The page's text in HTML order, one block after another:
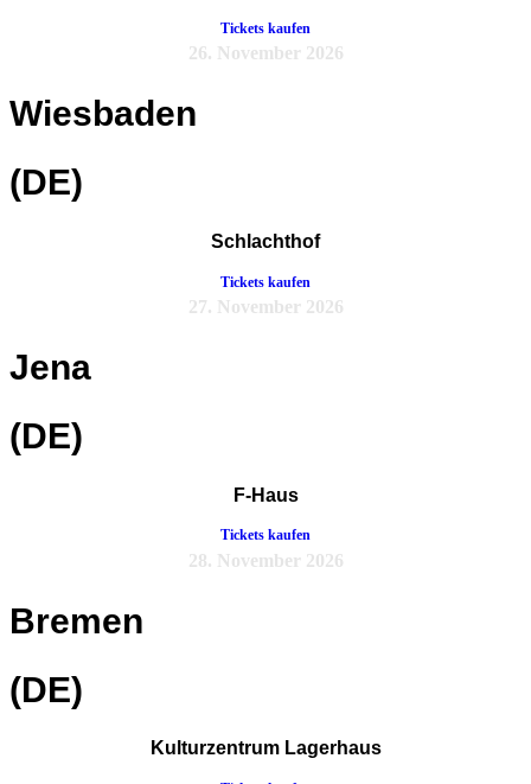
Tickets kaufen
26. November 2026
Wiesbaden
(DE)
Schlachthof
Tickets kaufen
27. November 2026
Jena
(DE)
F-Haus
Tickets kaufen
28. November 2026
Bremen
(DE)
Kulturzentrum Lagerhaus